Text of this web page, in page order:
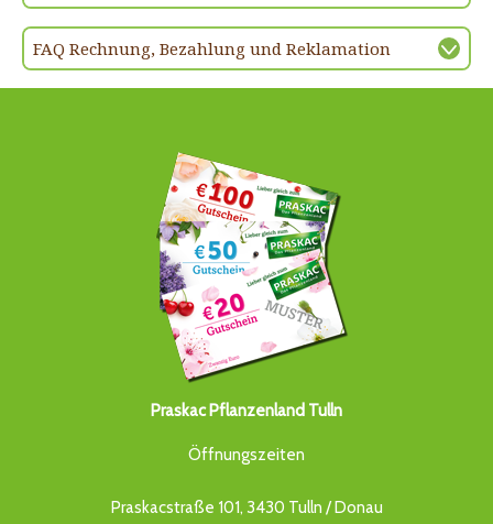
FAQ Rechnung, Bezahlung und Reklamation
Praskac Pflanzenland Tulln
Öffnungszeiten
Praskacstraße 101, 3430 Tulln / Donau